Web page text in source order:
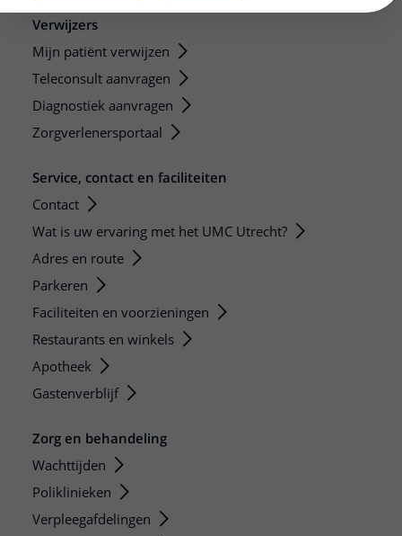
Verwijzers
Mijn patiënt verwijzen
Teleconsult aanvragen
Diagnostiek aanvragen
Zorgverlenersportaal
Service, contact en faciliteiten
Contact
Wat is uw ervaring met het UMC Utrecht?
Adres en route
Parkeren
Faciliteiten en voorzieningen
Restaurants en winkels
Apotheek
Gastenverblijf
Zorg en behandeling
Wachttijden
Poliklinieken
Verpleegafdelingen